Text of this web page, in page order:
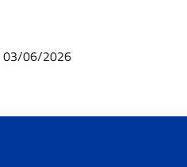
03/06/2026